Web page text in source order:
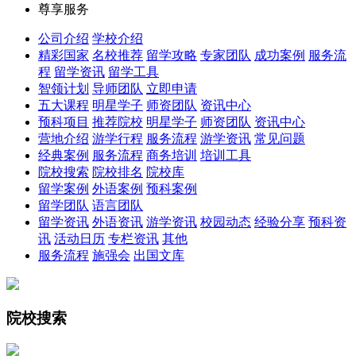
尊享服务
公司介绍 学校介绍
精彩国家 名校推荐 留学攻略 专家团队 成功案例 服务流
程 留学资讯 留学工具
智领计划 导师团队 立即申请
五大课程 明星学子 师资团队 资讯中心
预科项目 推荐院校 明星学子 师资团队 资讯中心
营地介绍 游学行程 服务流程 游学资讯 常见问题
经典案例 服务流程 商务培训 培训工具
院校搜索 院校排名 院校库
留学案例 外语案例 预科案例
留学团队 语言团队
留学资讯 外语资讯 游学资讯 校园动态 经验分享 预科资
讯 活动日历 专栏资讯 其他
服务流程 施强会 出国文库
院校搜索